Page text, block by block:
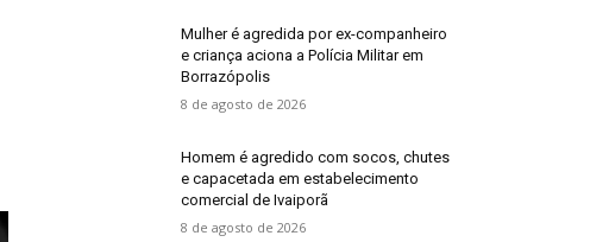
Mulher é agredida por ex-companheiro
e criança aciona a Polícia Militar em
Borrazópolis
8 de agosto de 2026
Homem é agredido com socos, chutes
e capacetada em estabelecimento
comercial de Ivaiporã
8 de agosto de 2026